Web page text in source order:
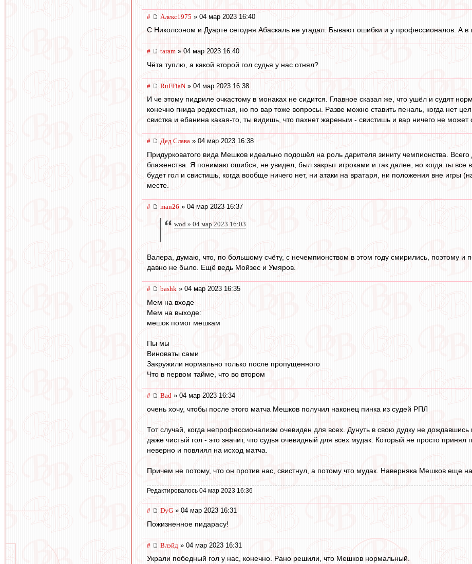
# Алекс1975 » 04 мар 2023 16:40
С Николсоном и Дуарте сегодня Абаскаль не угадал. Бывают ошибки и у профессионалов. А
# taram » 04 мар 2023 16:40
Чёта туплю, а какой второй гол судья у нас отнял?
# RuFFiaN » 04 мар 2023 16:38
И че этому пидриле очкастому в монаках не сидится. Главное сказал же, что ушёл и судят
конечно гнида редкостная, но по вар тоже вопросы. Разве можно ставить пеналь, когда нет
свистка и ебанина какая-то, ты видишь, что пахнет жареным - свистишь и вар ничего не может
# Дед Слава » 04 мар 2023 16:38
Придурковатого вида Мешков идеально подошёл на роль дарителя зиниту чемпионства.
блаженства. Я понимаю ошибся, не увидел, был закрыт игроками и так далее, но когда ты
будет гол и свистишь, когда вообще ничего нет, ни атаки на вратаря, ни положения вне игры
месте.
# man26 » 04 мар 2023 16:37
wod » 04 мар 2023 16:03
Валера, думаю, что, по большому счёту, с нечемпионством в этом году смирились, поэтому и
давно не было. Ещё ведь Мойзес и Умяров.
# bashk » 04 мар 2023 16:35
Мем на входе
Мем на выходе:
мешок помог мешкам
Пы мы
Виноваты сами
Закружили нормально только после пропущенного
Что в первом тайме, что во втором
# Bad » 04 мар 2023 16:34
очень хочу, чтобы после этого матча Мешков получил наконец пинка из судей РПЛ
Тот случай, когда непрофессионализм очевиден для всех. Дунуть в свою дудку не дождавшись
даже чистый гол - это значит, что судья очевидный для всех мудак. Который не просто
неверно и повлиял на исход матча.
Причем не потому, что он против нас, свистнул, а потому что мудак. Наверняка Мешков еще
Редактировалось 04 мар 2023 16:36
# DyG » 04 мар 2023 16:31
Пожизненное пидарасу!
# Влэйд » 04 мар 2023 16:31
Украли победный гол у нас, конечно. Рано решили, что Мешков нормальный.